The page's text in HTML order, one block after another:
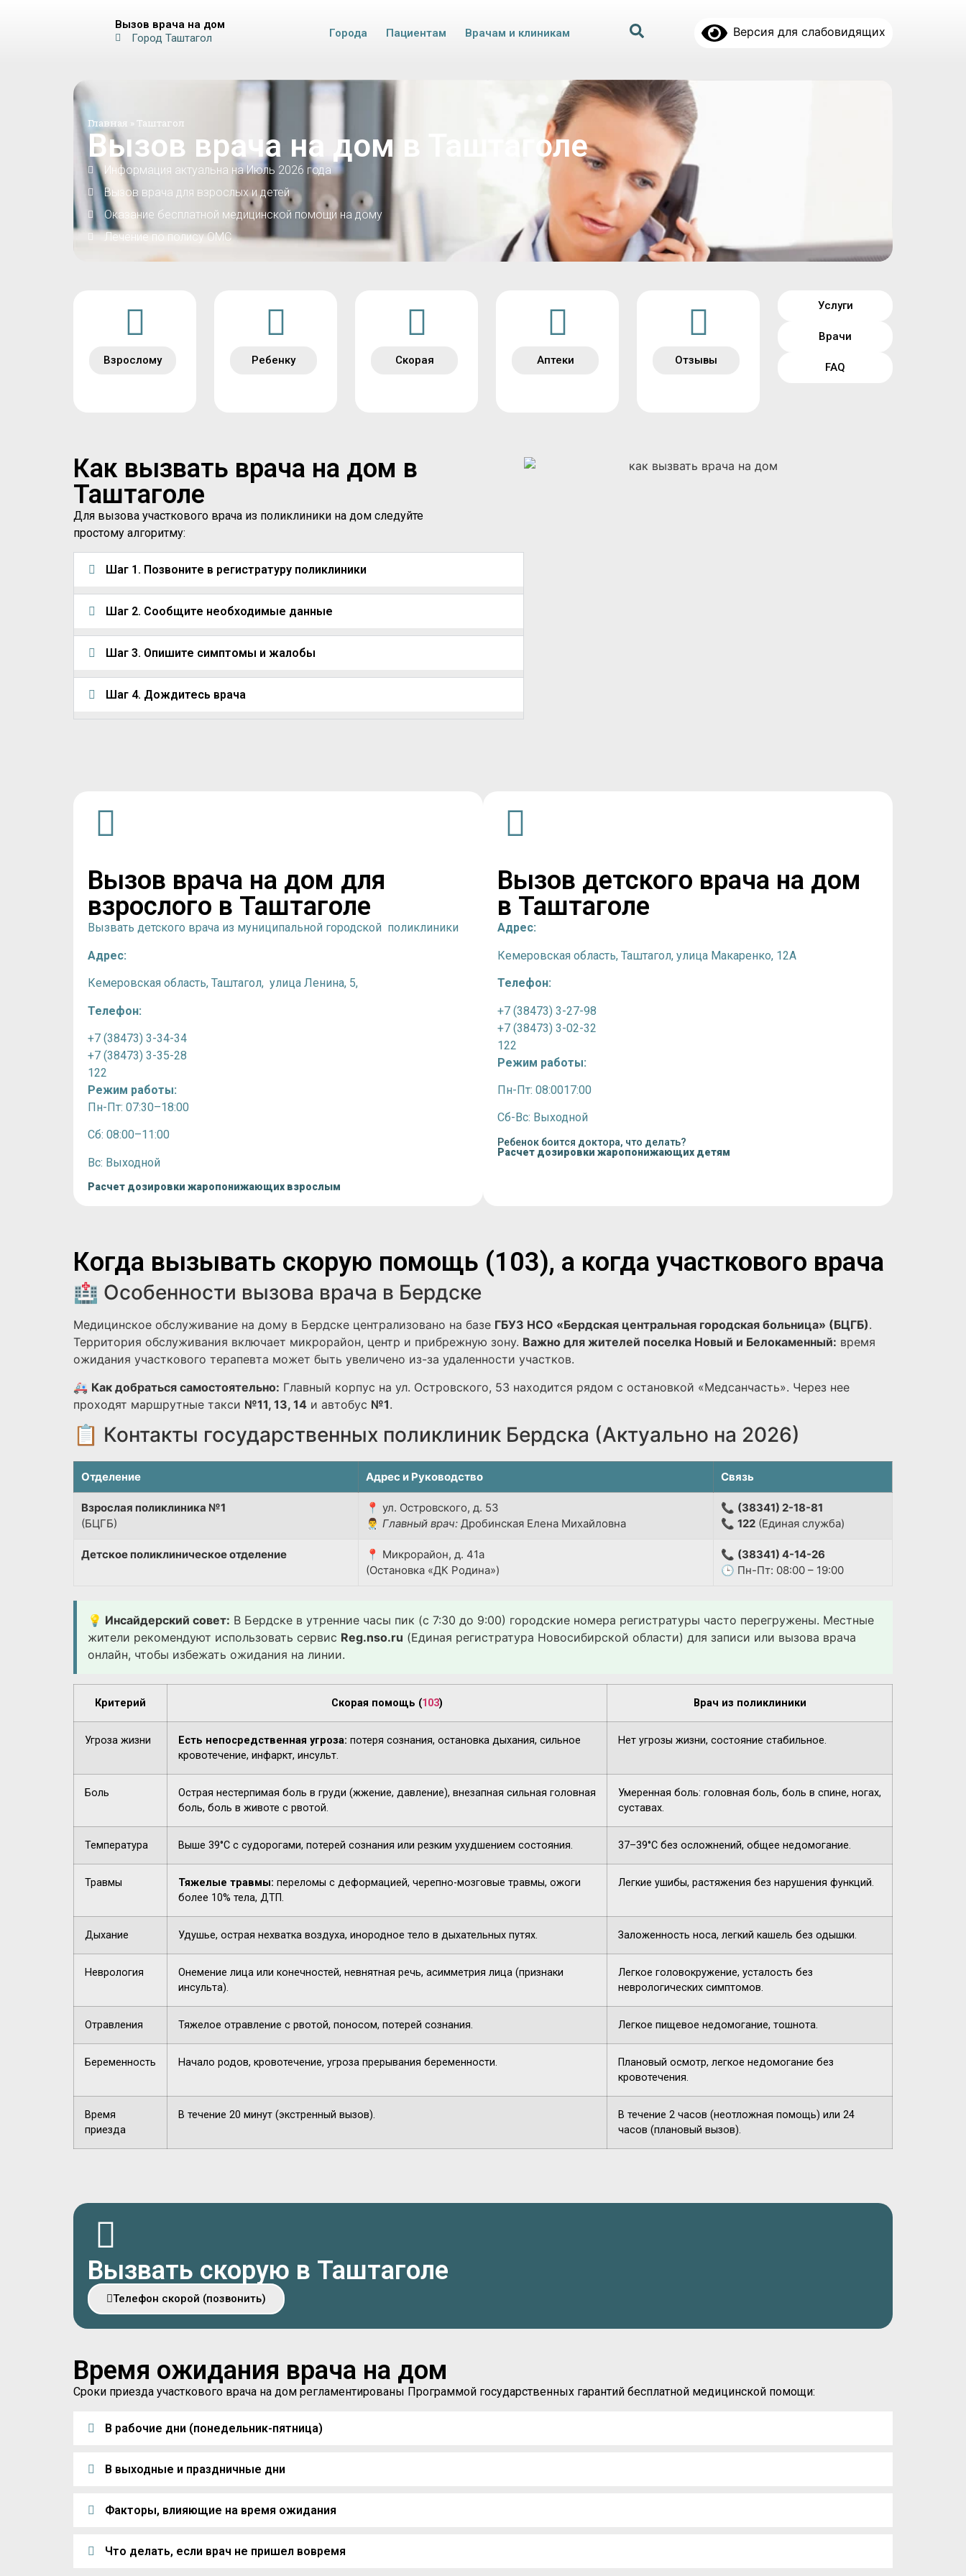
Вызов врача на дом
Город Таштагол
Города Пациентам Врачам и клиникам Версия для слабовидящих
Главная » Таштагол
Вызов врача на дом в Таштаголе
Информация актуальна на Июль 2026 года
Вызов врача для взрослых и детей
Оказание бесплатной медицинской помощи на дому
Лечение по полису ОМС
Взрослому Ребенку Скорая Аптеки Отзывы
Услуги
Врачи
FAQ
Как вызвать врача на дом в
Таштаголе
Для вызова участкового врача из поликлиники на дом следуйте
простому алгоритму:
Шаг 1. Позвоните в регистратуру поликлиники
Шаг 2. Сообщите необходимые данные
Шаг 3. Опишите симптомы и жалобы
Шаг 4. Дождитесь врача
Вызов врача на дом для
взрослого в Таштаголе
Вызвать детского врача из муниципальной городской поликлиники
Адрес:
Кемеровская область, Таштагол, улица Ленина, 5,
Телефон:
+7 (38473) 3-34-34
+7 (38473) 3-35-28
122
Режим работы:
Пн-Пт: 07:30–18:00
Сб: 08:00–11:00
Вс: Выходной
Расчет дозировки жаропонижающих взрослым
Вызов детского врача на дом
в Таштаголе
Адрес:
Кемеровская область, Таштагол, улица Макаренко, 12А
Телефон:
+7 (38473) 3-27-98
+7 (38473) 3-02-32
122
Режим работы:
Пн-Пт: 08:0017:00
Сб-Вс: Выходной
Ребенок боится доктора, что делать?
Расчет дозировки жаропонижающих детям
Когда вызывать скорую помощь (103), а когда участкового врача
🏥 Особенности вызова врача в Бердске
Медицинское обслуживание на дому в Бердске централизовано на базе ГБУЗ НСО «Бердская центральная городская больница» (БЦГБ).
Территория обслуживания включает микрорайон, центр и прибрежную зону. Важно для жителей поселка Новый и Белокаменный: время
ожидания участкового терапевта может быть увеличено из-за удаленности участков.
🚑 Как добраться самостоятельно: Главный корпус на ул. Островского, 53 находится рядом с остановкой «Медсанчасть». Через нее
проходят маршрутные такси №11, 13, 14 и автобус №1.
📋 Контакты государственных поликлиник Бердска (Актуально на 2026)
Отделение Адрес и Руководство Связь
Взрослая поликлиника №1
(БЦГБ)
📍 ул. Островского, д. 53
👨‍⚕️ Главный врач: Дробинская Елена Михайловна
📞 (38341) 2-18-81
📞 122 (Единая служба)
Детское поликлиническое отделение
📍 Микрорайон, д. 41а
(Остановка «ДК Родина»)
📞 (38341) 4-14-26
🕒 Пн-Пт: 08:00 – 19:00
💡 Инсайдерский совет: В Бердске в утренние часы пик (с 7:30 до 9:00) городские номера регистратуры часто перегружены. Местные
жители рекомендуют использовать сервис Reg.nso.ru (Единая регистратура Новосибирской области) для записи или вызова врача
онлайн, чтобы избежать ожидания на линии.
Критерий Скорая помощь (103) Врач из поликлиники
Угроза жизни Есть непосредственная угроза: потеря сознания, остановка дыхания, сильное
кровотечение, инфаркт, инсульт.
Нет угрозы жизни, состояние стабильное.
Боль
Острая нестерпимая боль в груди (жжение, давление), внезапная сильная головная
боль, боль в животе с рвотой.
Умеренная боль: головная боль, боль в спине, ногах,
суставах.
Температура Выше 39°C с судорогами, потерей сознания или резким ухудшением состояния. 37–39°C без осложнений, общее недомогание.
Травмы Тяжелые травмы: переломы с деформацией, черепно-мозговые травмы, ожоги
более 10% тела, ДТП.
Легкие ушибы, растяжения без нарушения функций.
Дыхание Удушье, острая нехватка воздуха, инородное тело в дыхательных путях. Заложенность носа, легкий кашель без одышки.
Неврология
Онемение лица или конечностей, невнятная речь, асимметрия лица (признаки
инсульта).
Легкое головокружение, усталость без
неврологических симптомов.
Отравления Тяжелое отравление с рвотой, поносом, потерей сознания. Легкое пищевое недомогание, тошнота.
Беременность Начало родов, кровотечение, угроза прерывания беременности.
Плановый осмотр, легкое недомогание без
кровотечения.
Время
приезда
В течение 20 минут (экстренный вызов).
В течение 2 часов (неотложная помощь) или 24
часов (плановый вызов).
Вызвать скорую в Таштаголе
Телефон скорой (позвонить)
Время ожидания врача на дом
Сроки приезда участкового врача на дом регламентированы Программой государственных гарантий бесплатной медицинской помощи:
В рабочие дни (понедельник-пятница)
В выходные и праздничные дни
Факторы, влияющие на время ожидания
Что делать, если врач не пришел вовремя